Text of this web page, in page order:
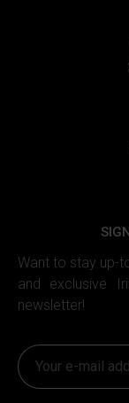
annunci, fornire
cui utilizzi il
di analisi dei
potrebbero
Want to stay up-
and exclusive
newsletter!